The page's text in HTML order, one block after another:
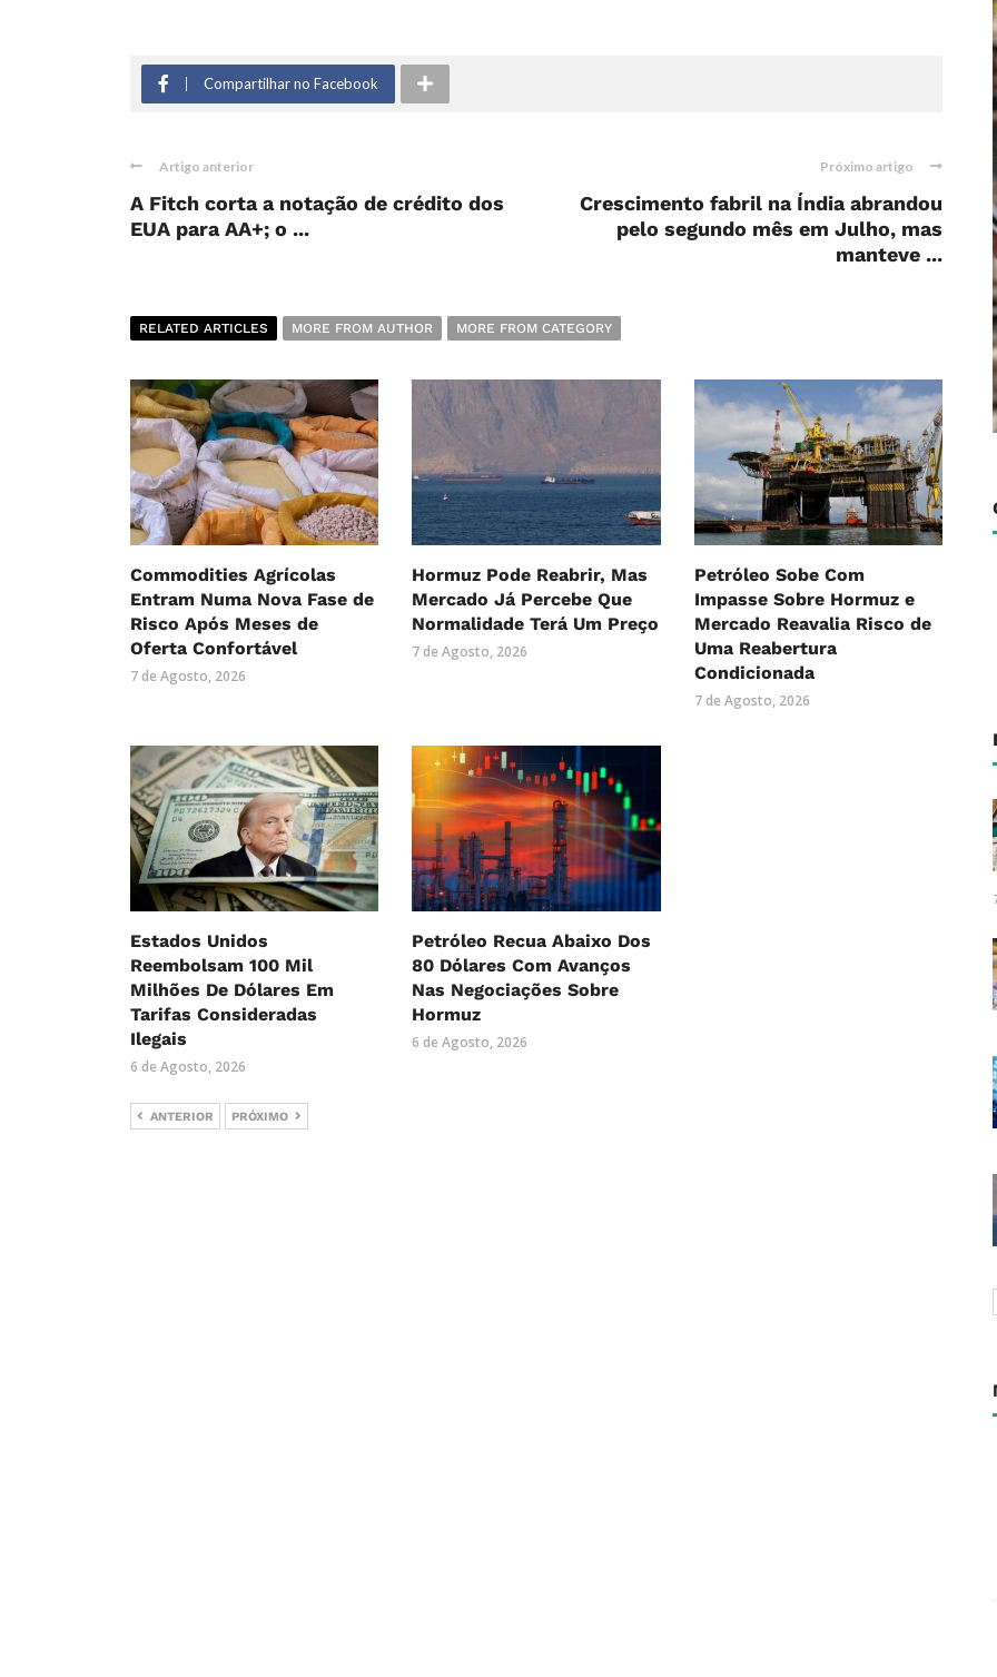
Compartilhar no Facebook
Artigo anterior
A Fitch corta a notação de crédito dos
EUA para AA+; o ...
Próximo artigo
Crescimento fabril na Índia abrandou
pelo segundo mês em Julho, mas
manteve ...
RELATED ARTICLES MORE FROM AUTHOR MORE FROM CATEGORY
Commodities Agrícolas
Entram Numa Nova Fase de
Risco Após Meses de
Oferta Confortável
7 de Agosto, 2026
Hormuz Pode Reabrir, Mas
Mercado Já Percebe Que
Normalidade Terá Um Preço
7 de Agosto, 2026
Petróleo Sobe Com
Impasse Sobre Hormuz e
Mercado Reavalia Risco de
Uma Reabertura
Condicionada
7 de Agosto, 2026
Estados Unidos
Reembolsam 100 Mil
Milhões De Dólares Em
Tarifas Consideradas
Ilegais
6 de Agosto, 2026
Petróleo Recua Abaixo Dos
80 Dólares Com Avanços
Nas Negociações Sobre
Hormuz
6 de Agosto, 2026
ANTERIOR PRÓXIMO